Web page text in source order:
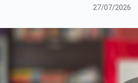
27/07/2026